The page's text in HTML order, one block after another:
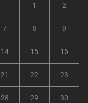
1 2
7 8 9
14 15 16
21 22 23
28 29 30